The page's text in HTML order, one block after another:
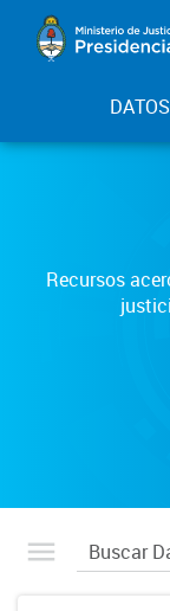
DATOS
Recursos